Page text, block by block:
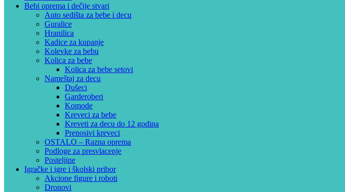
Bebi oprema i dečije stvari
Auto sedišta za bebe i decu
Guralice
Hranilica
Kadice za kupanje
Kolevke za bebu
Kolica za bebe
Kolica za bebe setovi
Nameštaj za decu
Dušeci
Garderoberi
Komode
Kreveci za bebe
Kreveti za decu do 12 godina
Prenosivi kreveci
OSTALO – Razna oprema
Podloge za presvlacenje
Posteljine
Igračke i igre i školski pribor
Akcione figure i roboti
Dronovi